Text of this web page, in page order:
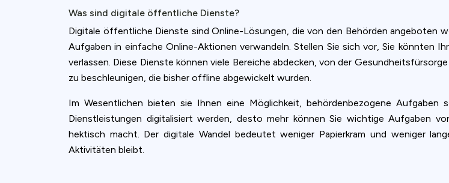
Was sind digitale öffentliche Dienste?
Digitale öffentliche Dienste sind Online-Lösungen, die von den Behörden angeboten
Aufgaben in einfache Online-Aktionen verwandeln. Stellen Sie sich vor, Sie könnten
verlassen. Diese Dienste können viele Bereiche abdecken, von der
zu beschleunigen, die bisher offline abgewickelt wurden.
Im Wesentlichen bieten sie Ihnen eine Möglichkeit, behördenbezogene
Dienstleistungen digitalisiert werden, desto mehr können Sie wichtige Aufgaben
hektisch macht. Der digitale Wandel bedeutet weniger Papierkram und weniger
Aktivitäten bleibt.